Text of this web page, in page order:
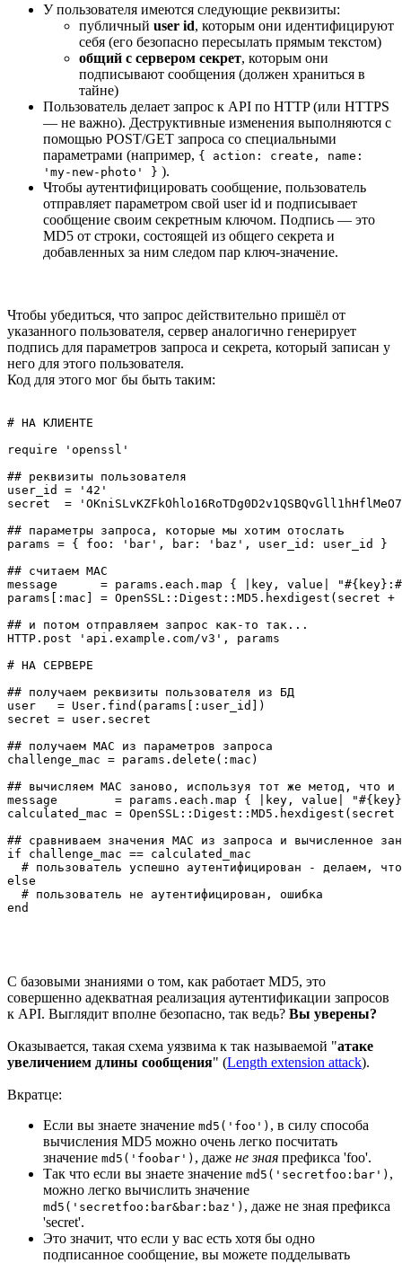
У пользователя имеются следующие реквизиты:
публичный user id, которым они идентифицируют
себя (его безопасно пересылать прямым текстом)
общий с сервером секрет, которым они
подписывают сообщения (должен храниться в
тайне)
Пользователь делает запрос к API по HTTP (или HTTPS
— не важно). Деструктивные изменения выполняются с
помощью POST/GET запроса со специальными
параметрами (например, { action: create, name:
'my-new-photo' } ).
Чтобы аутентифицировать сообщение, пользователь
отправляет параметром свой user id и подписывает
сообщение своим секретным ключом. Подпись — это
MD5 от строки, состоящей из общего секрета и
добавленных за ним следом пар ключ-значение.
Чтобы убедиться, что запрос действительно пришёл от
указанного пользователя, сервер аналогично генерирует
подпись для параметров запроса и секрета, который записан у
него для этого пользователя.
Код для этого мог бы быть таким:
# НА КЛИЕНТЕ
require 'openssl'
## реквизиты пользователя
user_id = '42'
secret  =
## параметры запроса, которые мы хотим отослать
params = { foo: 'bar', bar: 'baz', user_id: user_id }
## считаем MAC
message      = params.each.map { |key, value|
params[:mac] = OpenSSL::Digest::MD5.hexdigest(secret +
## и потом отправляем запрос как-то так...
HTTP.post 'api.example.com/v3', params
# НА СЕРВЕРЕ
## получаем реквизиты пользователя из БД
user   = User.find(params[:user_id])
secret = user.secret
## получаем MAC из параметров запроса
challenge_mac = params.delete(:mac)
## вычисляем MAC заново, используя тот же метод, что и
message        = params.each.map { |key, value|
calculated_mac = OpenSSL::Digest::MD5.hexdigest(secret
## сравниваем значения MAC из запроса и вычисленное
if challenge_mac == calculated_mac
# пользователь успешно аутентифицирован - делаем,
else
  # пользователь не аутентифицирован, ошибка
С базовыми знаниями о том, как работает MD5, это
совершенно адекватная реализация аутентификации запросов
к API. Выглядит вполне безопасно, так ведь? Вы уверены?
Оказывается, такая схема уязвима к так называемой "атаке
увеличением длины сообщения" (Length extension attack).
Вкратце:
Если вы знаете значение md5('foo') , в силу способа
вычисления MD5 можно очень легко посчитать
значение md5('foobar') , даже не зная префикса 'foo'.
Так что если вы знаете значение md5('secretfoo:bar') ,
можно легко вычислить значение
md5('secretfoo:bar&bar:baz') , даже не зная префикса
'secret'.
Это значит, что если у вас есть хотя бы одно
подписанное сообщение, вы можете подделывать